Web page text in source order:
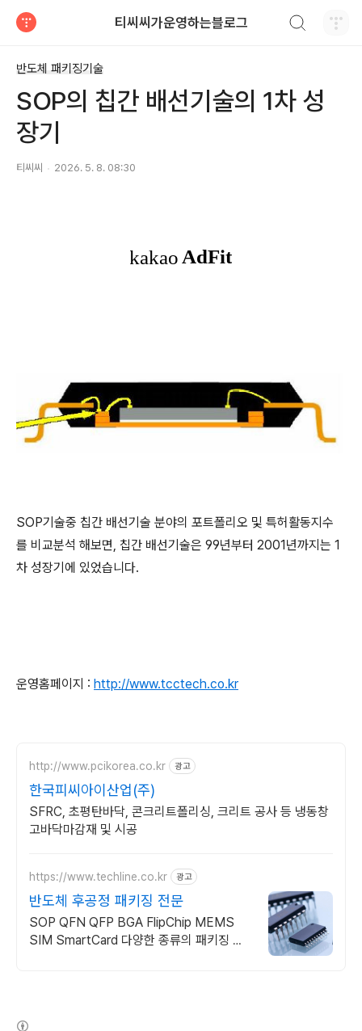
티씨씨가운영하는블로그
반도체 패키징기술
SOP의 칩간 배선기술의 1차 성
장기
티씨씨 2026. 5. 8. 08:30
SOP기술중 칩간 배선기술 분야의 포트폴리오 및 특허활동지수
를 비교분석 해보면, 칩간 배선기술은 99년부터 2001년까지는 1
차 성장기에 있었습니다.
운영홈페이지 : http://www.tcctech.co.kr
http://www.pcikorea.co.kr 광고
한국피씨아이산업(주)
SFRC, 초평탄바닥, 콘크리트폴리싱, 크리트 공사 등 냉동창
고바닥마감재 및 시공
https://www.techline.co.kr 광고
반도체 후공정 패키징 전문
SOP QFN QFP BGA FlipChip MEMS
SIM SmartCard 다양한 종류의 패키징 개